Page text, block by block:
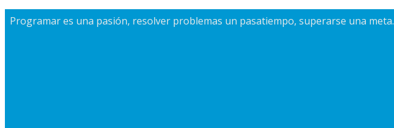
Programar es una pasión, resolver problemas un pasatiempo, superarse una meta.